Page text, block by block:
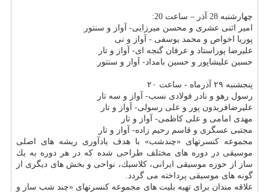
چهارشنبه 28 آذر – ساعت 20:
امیر اثنی عشری و محسن میرزایی- آواز و سنتور
پوریا اخواص و محمد یوسفی - آواز و نی
علیرضا پوراستاد و عرفان گنجه ای- آواز و تار
حسین علیشاپور و حسین بامداد- آواز و سنتور
پنجشنبه ۲۹ آذرماه - ساعت ۲۰
رسول رهو و نادر فولادی نسب- آواز و سه تار
علیرضافریدون پور و علی رسولی- آواز و تار
مهدی امامی و علی كاظمی- آواز و تار
مجتبی عسگری و قاسم رحیم زاده- آواز و تار
مجموعه كنسرتهای «چندشب» با هدف یادآوری ریشه های اصلی
موسیقی در دوره های مختلف طراحی شده كه در هر دوره به یك
ساز از حوزه موسیقی ایرانی، كلاسیك، نواحی و بخش های دیگری از
گونه های موسیقی پرداخته می گردد.
علاقه مندان برای تهیه بلیت های مجموعه كنسرتهای «چند شب ساز و